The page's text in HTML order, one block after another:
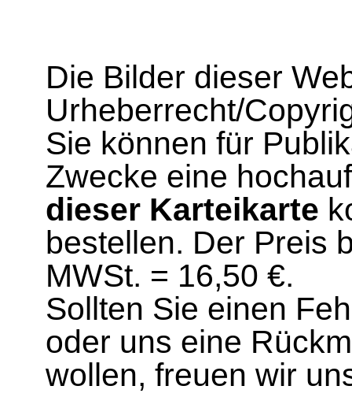
Die Bilder dieser
Urheberrecht/
Sie können für
Zwecke eine
dieser Karteikarte
bestellen. Der Preis
MWSt. = 16,50 €.
Sollten Sie einen
oder uns eine
wollen, freuen wir